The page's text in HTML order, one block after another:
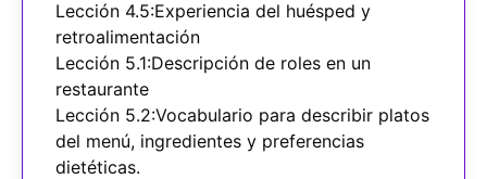
Lección 4.5:Experiencia del huésped y
retroalimentación
Lección 5.1:Descripción de roles en un
restaurante
Lección 5.2:Vocabulario para describir platos
del menú, ingredientes y preferencias
dietéticas.